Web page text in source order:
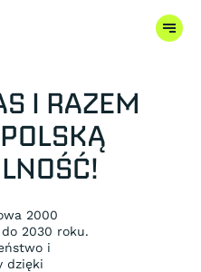
I RAZEM
2000
2030 roku.
i
dzięki